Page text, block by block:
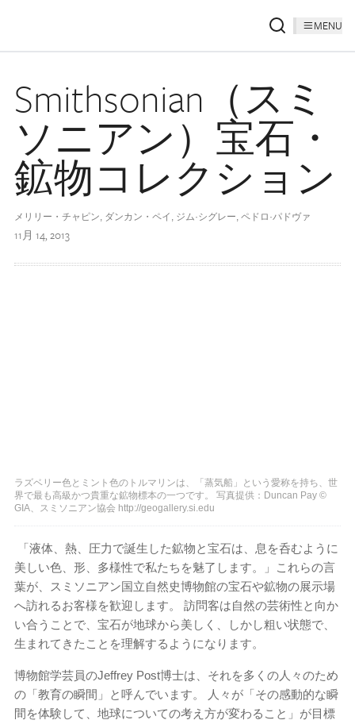
MENU
Smithsonian（スミ
ソニアン）宝石・
鉱物コレクション
メリリー・チャピン, ダンカン・ペイ, ジム·シグレー, ペドロ·パドヴァ
11月 14, 2013
ラズベリー色とミント色のトルマリンは、「蒸気船」という愛称を持ち、世
界で最も高級かつ貴重な鉱物標本の一つです。 写真提供：Duncan Pay ©
GIA、スミソニアン協会 http://geogallery.si.edu
「液体、熱、圧力で誕生した鉱物と宝石は、息を呑むように
美しい色、形、多様性で私たちを魅了します。」これらの言
葉が、スミソニアン国立自然史博物館の宝石や鉱物の展示場
へ訪れるお客様を歓迎します。 訪問客は自然の芸術性と向か
い合うことで、宝石が地球から美しく、しかし粗い状態で、
生まれてきたことを理解するようになります。
博物館学芸員のJeffrey Post博士は、それを多くの人々のため
の「教育の瞬間」と呼んでいます。 人々が「その感動的な瞬
間を体験して、地球についての考え方が変わること」が目標